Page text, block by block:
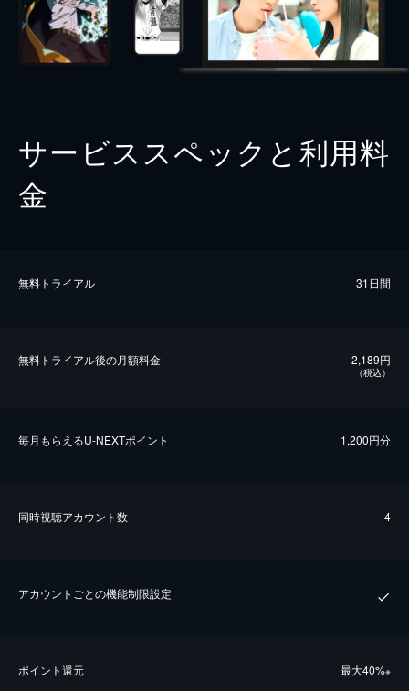
サービススペックと利用料
金
無料トライアル 31日間
無料トライアル後の⽉額料金 2,189円
（税込）
毎⽉もらえるU-NEXTポイント 1,200円分
同時視聴アカウント数 4
アカウントごとの機能制限設定
ポイント還元 最⼤40%※